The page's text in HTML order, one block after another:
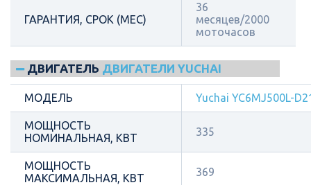
ГАРАНТИЯ, СРОК (МЕС)
36
месяцев/2000
моточасов
ДВИГАТЕЛЬ ДВИГАТЕЛИ YUCHAI
МОДЕЛЬ Yuchai YC6MJ500L-
МОЩНОСТЬ
НОМИНАЛЬНАЯ, КВТ
335
МОЩНОСТЬ
МАКСИМАЛЬНАЯ, КВТ
369